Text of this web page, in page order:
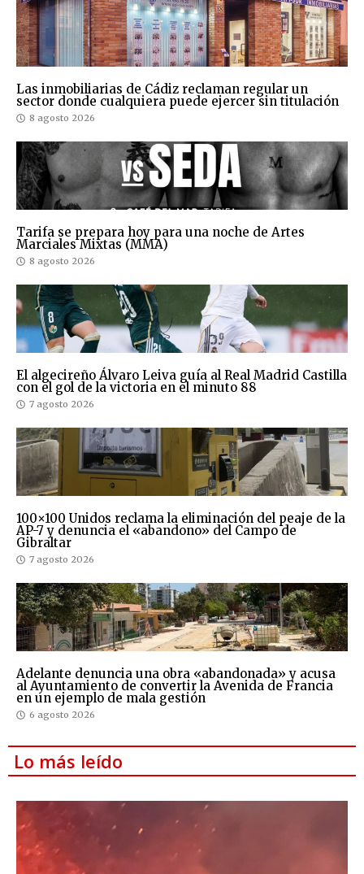
Las inmobiliarias de Cádiz reclaman regular un
sector donde cualquiera puede ejercer sin titulación
8 agosto 2026
Tarifa se prepara hoy para una noche de Artes
Marciales Mixtas (MMA)
8 agosto 2026
El algecireño Álvaro Leiva guía al Real Madrid Castilla
con el gol de la victoria en el minuto 88
7 agosto 2026
100×100 Unidos reclama la eliminación del peaje de la
AP-7 y denuncia el «abandono» del Campo de
Gibraltar
7 agosto 2026
Adelante denuncia una obra «abandonada» y acusa
al Ayuntamiento de convertir la Avenida de Francia
en un ejemplo de mala gestión
6 agosto 2026
Lo más leído